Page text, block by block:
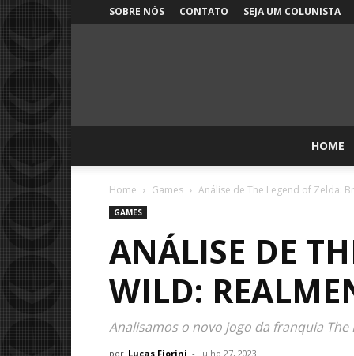
SOBRE NÓS CONTATO SEJA UM COLUNISTA
HOME
Home Games Análise de The Legend of Zelda:
GAMES
ANÁLISE DE
WILD:
Analisamos o novo jogo da franquia
por Lucas Fiorini - julho 27, 2023